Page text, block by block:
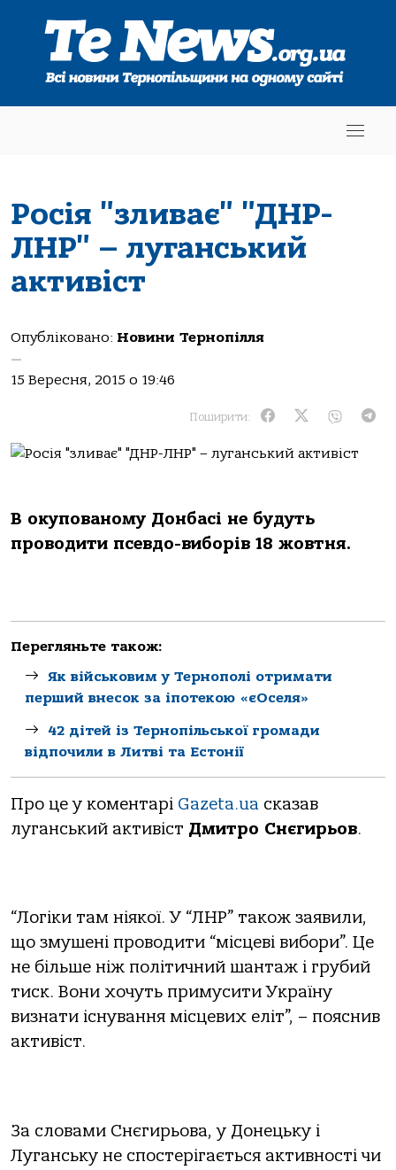
Росія "зливає" "ДНР-
ЛНР" – луганський
активіст
Опубліковано: Новини Тернопілля
—
15 Вересня, 2015 о 19:46
Поширити:
В окупованому Донбасі не будуть
проводити псевдо-виборів 18 жовтня.
Перегляньте також:
Як військовим у Тернополі отримати
перший внесок за іпотекою «єОселя»
42 дітей із Тернопільської громади
відпочили в Литві та Естонії
Про це у коментарі Gazeta.ua сказав
луганський активіст Дмитро Снєгирьов.
“Логіки там ніякої. У “ЛНР” також заявили,
що змушені проводити “місцеві вибори”. Це
не більше ніж політичний шантаж і грубий
тиск. Вони хочуть примусити Україну
визнати існування місцевих еліт”, – пояснив
активіст.
За словами Снєгирьова, у Донецьку і
Луганську не спостерігається активності чи